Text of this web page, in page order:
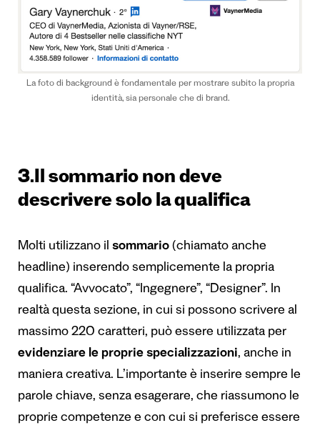
La foto di background è fondamentale per mostrare subito la propria
identità, sia personale che di brand.
3.Il sommario non deve
descrivere solo la qualifica
Molti utilizzano il sommario (chiamato anche
headline) inserendo semplicemente la propria
qualifica. “Avvocato”, “Ingegnere”, “Designer”. In
realtà questa sezione, in cui si possono scrivere al
massimo 220 caratteri, può essere utilizzata per
evidenziare le proprie specializzazioni, anche in
maniera creativa. L’importante è inserire sempre le
parole chiave, senza esagerare, che riassumono le
proprie competenze e con cui si preferisce essere